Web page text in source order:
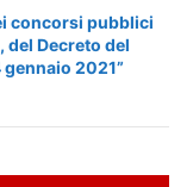
concorsi pubblici
del Decreto del
2021”